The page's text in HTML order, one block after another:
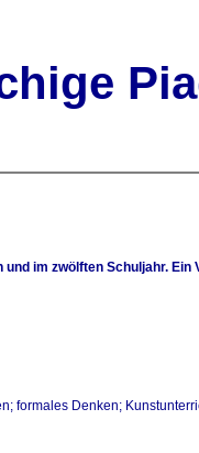
im zwölften Schuljahr. Ein
formales Denken;